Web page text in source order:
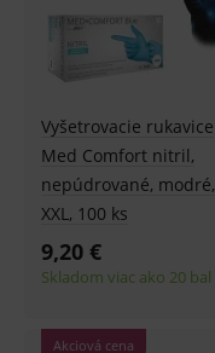
Vyšetrovacie rukavice
Med Comfort nitril,
nepúdrované, modré,
XXL, 100 ks
9,20 €
Skladom viac ako 20 bal
Akciová cena